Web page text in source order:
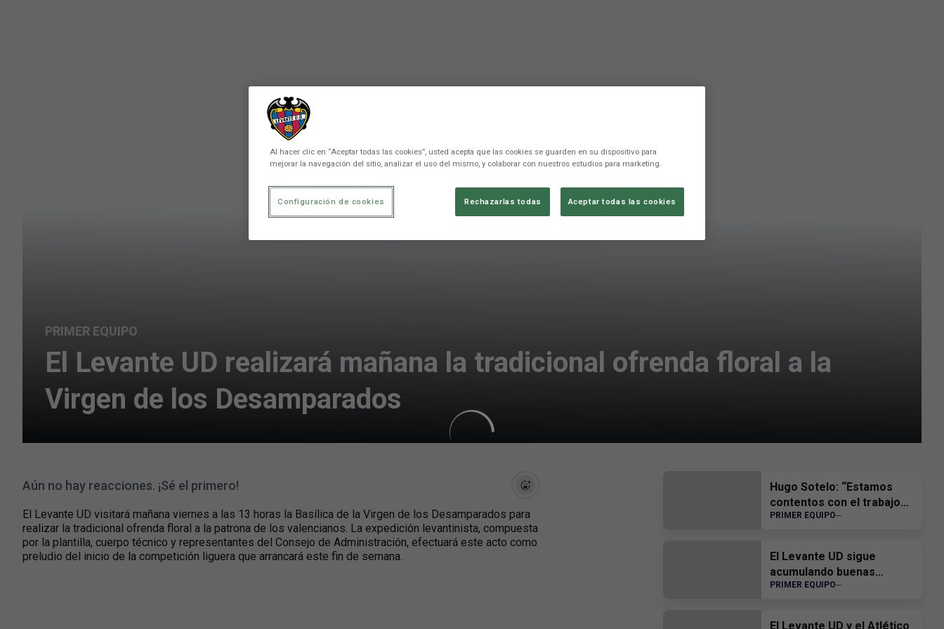
PRIMER EQUIPO
El Levante UD realizará mañana la tradicional ofrenda floral a la
Virgen de los Desamparados
Aún no hay reacciones. ¡Sé el primero!
El Levante UD visitará mañana viernes a las 13 horas la Basílica de la Virgen de los Desamparados para
realizar la tradicional ofrenda floral a la patrona de los valencianos. La expedición levantinista, compuesta
por la plantilla, cuerpo técnico y representantes del Consejo de Administración, efectuará este acto como
preludio del inicio de la competición liguera que arrancará este fin de semana.
Hugo Sotelo: “Estamos
contentos con el trabajo
del equipo”
PRIMER EQUIPO
El Levante UD sigue
acumulando buenas
sensaciones
PRIMER EQUIPO
El Levante UD y el Atlético
Al hacer clic en “Aceptar todas las cookies”, usted acepta que las cookies se guarden en su dispositivo para
mejorar la navegación del sitio, analizar el uso del mismo, y colaborar con nuestros estudios para marketing.
Rechazarlas todas Aceptar todas las cookies
Configuración de cookies